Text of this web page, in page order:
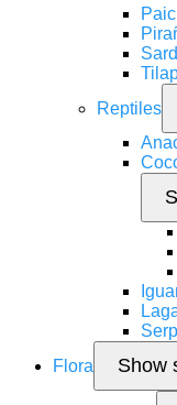
Reptiles
Flora
Show